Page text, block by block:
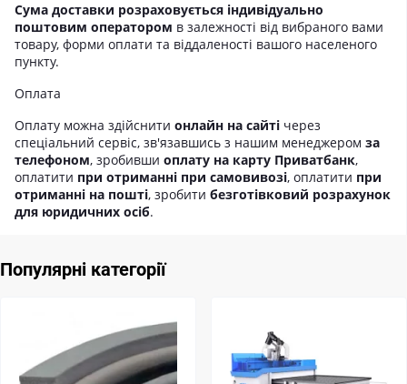
Сума доставки розраховується індивідуально
поштовим оператором в залежності від вибраного вами
товару, форми оплати та віддаленості вашого населеного
пункту.
Оплата
Оплату можна здійснити онлайн на сайті через
спеціальний сервіс, зв'язавшись з нашим менеджером за
телефоном, зробивши оплату на карту Приватбанк,
оплатити при отриманні при самовивозі, оплатити при
отриманні на пошті, зробити безготівковий розрахунок
для юридичних осіб.
Популярні категорії